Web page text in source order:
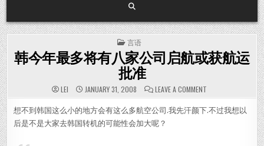
POSTED IN
言语
韩今年最多将有八家公司启航或获航运
批准
LEI JANUARY 31, 2008 LEAVE A COMMENTON 韩今年最多将
想不到韩国这么小的地方会有这么多航空公司.我先汗颜下.不过我想以
后是不是大家去韩国转机的可能性会加大呢？